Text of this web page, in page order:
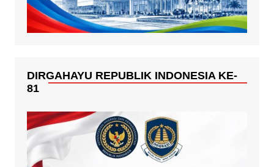
DIRGAHAYU REPUBLIK INDONESIA KE-
81